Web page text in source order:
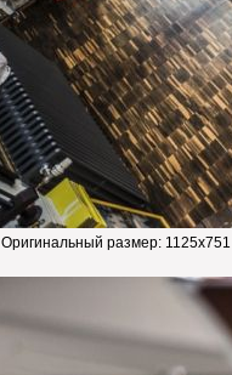
Оригинальный размер: